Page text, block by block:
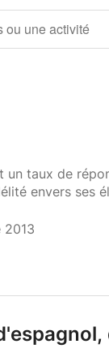
ou une activité
un taux de
envers ses
2013